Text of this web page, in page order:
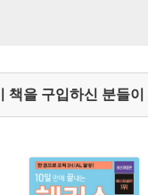
책을 구입하신 분들이